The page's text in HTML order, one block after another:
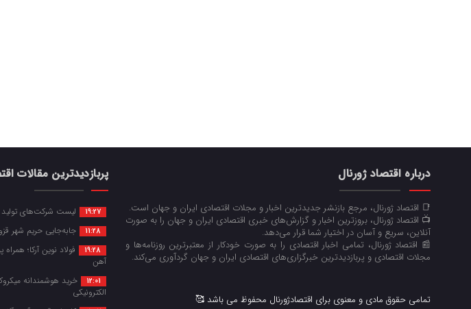
درباره اقتصاد ژورنال
📑 اقتصاد ژورنال، مرجع بازنشر جدیدترین اخبار و مجلات اقتصادی ایران و جهان است.
📺 اقتصاد ژورنال، بروزترین اخبار و گزارش‌های خبری اقتصادی ایران و جهان را به صورت
آنلاین، سریع و آسان در اختیار شما قرار می‌‌دهد.
📰 اقتصاد ژورنال، تمامی اخبار اقتصادی را به صورت خودکار از معتبرترین روزنامه‌ها و
مجلات اقتصادی و پربازدیدترین خبرگزاری‌های اقتصادی ایران و جهان گردآوری می‌کند.
تمامی حقوق مادی و معنوی برای اقتصادژورنال محفوظ می باشد 🥰
پربازدیدترین مقالات
19:27 لیست شرکت‌های تولید
11:28 جابه‌جایی حریم شهر
19:28
فولاد نوین آرکا؛
آهن
12:01
خرید هوشمندانه
الکترونیکی